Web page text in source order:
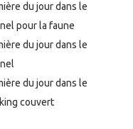
du jour dans le
pour la faune
du jour dans le
du jour dans le
couvert